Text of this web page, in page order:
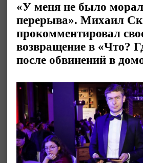
«У меня не было
перерыва». Михаил
прокомментировал
возвращение в «Что?
после обвинений в